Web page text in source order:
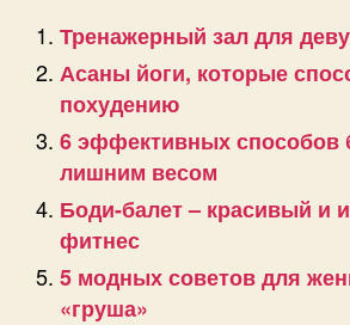
Тренажерный зал для
Асаны йоги, которые
похудению
6 эффективных способов
лишним весом
Боди-балет – красивый и
фитнес
5 модных советов для
«груша»